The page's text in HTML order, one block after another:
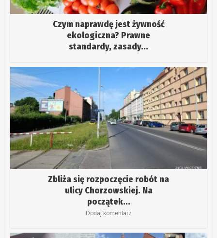
Czym naprawdę jest żywność
ekologiczna? Prawne
standardy, zasady...
Zbliża się rozpoczęcie robót na
ulicy Chorzowskiej. Na
początek...
Dodaj komentarz